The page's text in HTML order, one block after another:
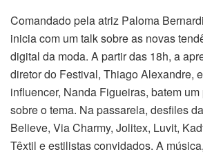
Comandado pela atriz Paloma
inicia com um talk sobre as novas
digital da moda. A partir das 18h, a
diretor do Festival, Thiago Alexandre,
influencer, Nanda Figueiras, batem
sobre o tema. Na passarela, desfiles
Believe, Via Charmy, Jolitex, Luvit,
Têxtil e estilistas convidados. A